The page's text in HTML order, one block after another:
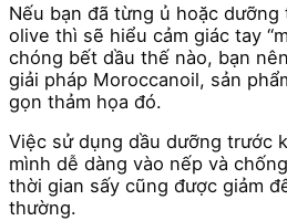
Nếu bạn đã từng ủ hoặc dưỡng
olive thì sẽ hiểu cảm giác tay
chóng bết dầu thế nào, bạn
giải pháp Moroccanoil, sản
gọn thảm họa đó.
Việc sử dụng dầu dưỡng trước
mình dễ dàng vào nếp và
thời gian sấy cũng được giảm
thường.